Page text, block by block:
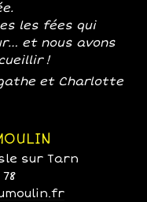
les fées qui
et nous avons
!
et Charlotte
sur Tarn